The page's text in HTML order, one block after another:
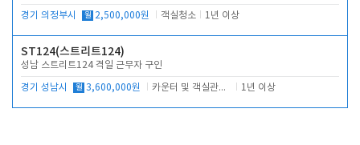
경기 의정부시 월 2,500,000원 객실청소 1년 이상
ST124(스트리트124)
성남 스트리트124 격일 근무자 구인
경기 성남시 월 3,600,000원 카운터 및 객실관리 전반 1년 이상